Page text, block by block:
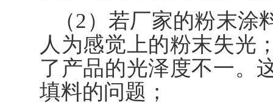
（2）若厂家的粉末
人为感觉上的粉末失光
了产品的光泽度不一。
填料的问题；